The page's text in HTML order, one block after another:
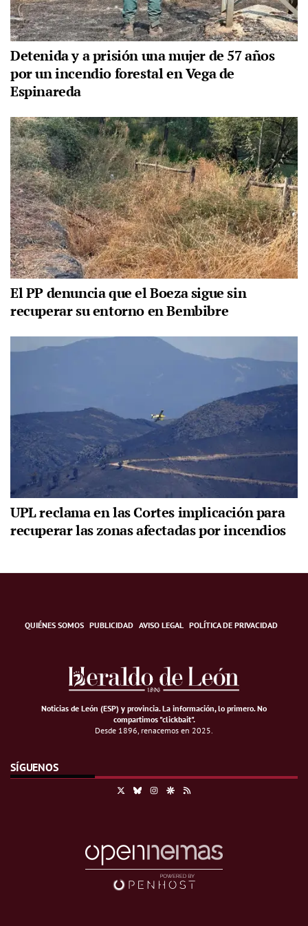
Detenida y a prisión una mujer de 57 años
por un incendio forestal en Vega de
Espinareda
El PP denuncia que el Boeza sigue sin
recuperar su entorno en Bembibre
UPL reclama en las Cortes implicación para
recuperar las zonas afectadas por incendios
QUIÉNES SOMOS PUBLICIDAD AVISO LEGAL POLÍTICA DE PRIVACIDAD
Noticias de León (ESP) y provincia. La información, lo primero.No
compartimos "clickbait".
Desde 1896, renacemos en 2025.
SÍGUENOS
BlueskyInstagramGoogle Discover